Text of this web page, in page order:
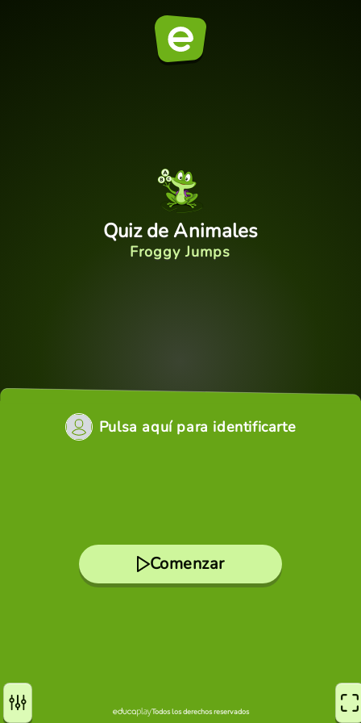
Quiz de Animales
Froggy Jumps
Pulsa aquí para identificarte
Comenzar
Todos los derechos reservados